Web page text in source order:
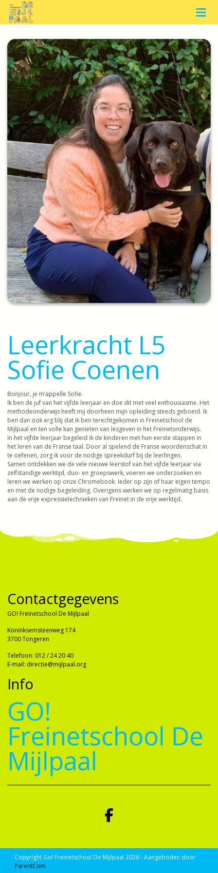
Leerkracht L5
Sofie Coenen
Bonjour, je m’appelle Sofie.
Ik ben de juf van het vijfde leerjaar en doe dit met veel enthousiasme. Het
methodeonderwijs heeft mij doorheen mijn opleiding steeds geboeid. Ik
ben dan ook erg blij dat ik ben terechtgekomen in Freinetschool de
Mijlpaal en ten volle kan genieten van lesgeven in het Freinetonderwijs.
In het vijfde leerjaar begeleid ik de kinderen met hun eerste stappen in
het leren van de Franse taal. Door al spelend de Franse woordenschat in
te oefenen, zorg ik voor de nodige spreekdurf bij de leerlingen.
Samen ontdekken we de vele nieuwe leerstof van het vijfde leerjaar via
zelfstandige werktijd, duo- en groepswerk, voeren we onderzoeken en
leren we werken op onze Chromebook. Ieder op zijn of haar eigen tempo
en met de nodige begeleiding. Overigens werken we op regelmatig basis
aan de vrije expressietechnieken van Freinet in de vrije werktijd.
Contactgegevens
GO! Freinetschool De Mijlpaal
Koninksemsteenweg 174
3700 Tongeren
Telefoon: 012 / 24 20 40
E-mail: directie@mijlpaal.org
Info
GO!
Freinetschool De
Mijlpaal
Copyright Go! Freinetschool De Mijlpaal 2026 - Aangeboden door
ParentCom